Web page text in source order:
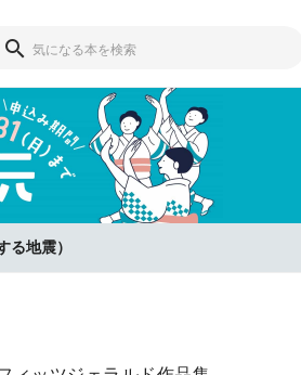
元！【8/31まで】
地震）